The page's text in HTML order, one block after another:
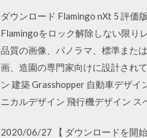
ダウンロード Flamingo nXt 5 評価
Flamingoをロック解除しない限り
品質の画像、パノラマ、標準また
画、造園の専門家向けに設計され
ン 建築 Grasshopper 自動車デザ
ニカルデザイン 飛行機デザイン ス
2020/06/27 【 ダウンロードを開